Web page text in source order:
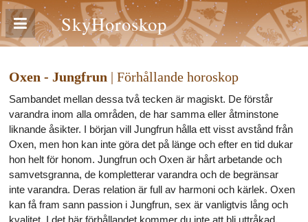
SkyHoroskop
Oxen - Jungfrun | Förhållande horoskop
Sambandet mellan dessa två tecken är magiskt. De förstår
varandra inom alla områden, de har samma eller åtminstone
liknande åsikter. I början vill Jungfrun hålla ett visst avstånd från
Oxen, men hon kan inte göra det på länge och efter en tid dukar
hon helt för honom. Jungfrun och Oxen är hårt arbetande och
samvetsgranna, de kompletterar varandra och de begränsar
inte varandra. Deras relation är full av harmoni och kärlek. Oxen
kan få fram sann passion i Jungfrun, sex är vanligtvis lång och
kvalitet. I det här förhållandet kommer du inte att bli uttråkad.